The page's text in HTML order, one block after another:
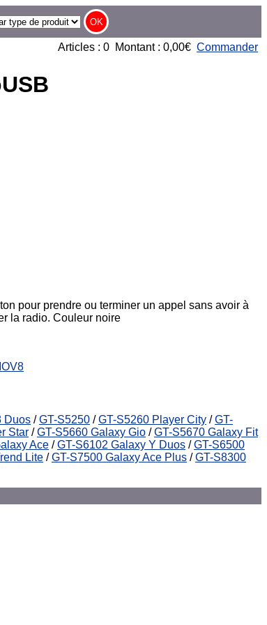
Articles : 0 Montant : 0,00€ Commander
pour prendre ou terminer un appel sans avoir à
la radio. Couleur noire
Duos /GT-S5250 /GT-S5260 Player City /GT-
Star /GT-S5660 Galaxy Gio /GT-S5670 Galaxy Fit
Ace /GT-S6102 Galaxy Y Duos /GT-S6500
Lite /GT-S7500 Galaxy Ace Plus /GT-S8300